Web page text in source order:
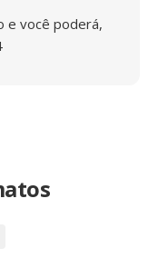
e você poderá,